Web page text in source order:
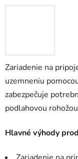
Zariadenie na
uzemneniu
zabezpečuje
podlahovou
Hlavné výhody